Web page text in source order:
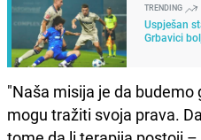
TRENDING
Uspješan
Grbavici
"Naša misija je da budemo
mogu tražiti svoja prava.